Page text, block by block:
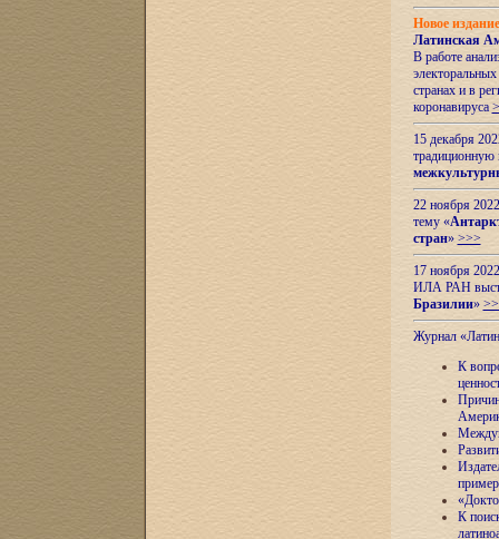
Новое
Латинская
В работе
странах и в
коронавируса
15 декабря
22 ноября
тему «
стран» >>>
17 ноября
ИЛА РАН
Бразилии»
Журнал
К
К